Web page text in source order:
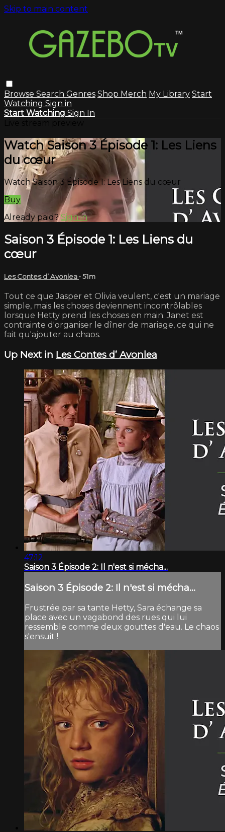
Skip to main content
Browse Search Genres Shop Merch My Library Start
Watching Sign in
Start Watching Sign In
Watch Saison 3 Épisode 1: Les Liens
du cœur
Watch Saison 3 Épisode 1: Les Liens du cœur
Buy
Already paid?Sign in
Saison 3 Épisode 1: Les Liens du
cœur
Les Contes d’ Avonlea • 51m
Tout ce que Jasper et Olivia veulent, c'est un mariage
simple, mais les choses deviennent incontrôlables
lorsque Hetty prend les choses en main. Janet est
contrainte d'organiser le dîner de mariage, ce qui ne
fait qu'ajouter au chaos.
Up Next in Les Contes d’ Avonlea
47:12
Saison 3 Épisode 2: Il n'est si mécha...
Saison 3 Épisode 2: Il n'est si mécha...
Frustrée par sa tante Hetty, Sara échange sa
place avec un vagabond des rues qui lui
ressemble comme deux gouttes d'eau. Le chaos
s'ensuit !